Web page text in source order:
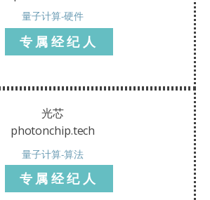
量子计算-硬件
专属经纪人
光芯
photonchip.tech
量子计算-算法
专属经纪人